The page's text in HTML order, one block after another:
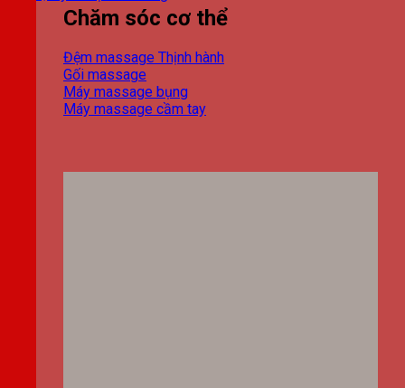
Chăm sóc cơ thể
Đệm massage
Gối massage
Máy massage bụng
Máy massage cầm tay